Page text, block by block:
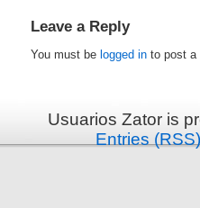
Leave a Reply
You must be logged in to post a
Usuarios Zator is
Entries (RSS)